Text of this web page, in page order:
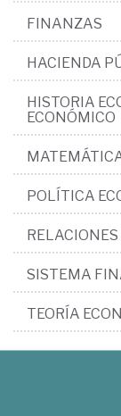
FINANZAS
HACIENDA
HISTORIA
ECONÓMICO
POLÍTICA
SISTEMA
TEORÍA